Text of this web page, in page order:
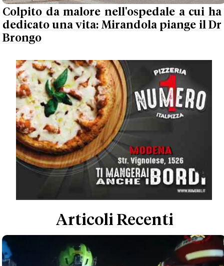
Colpito da malore nell'ospedale a cui ha
dedicato una vita: Mirandola piange il Dr
Brongo
Articoli Recenti